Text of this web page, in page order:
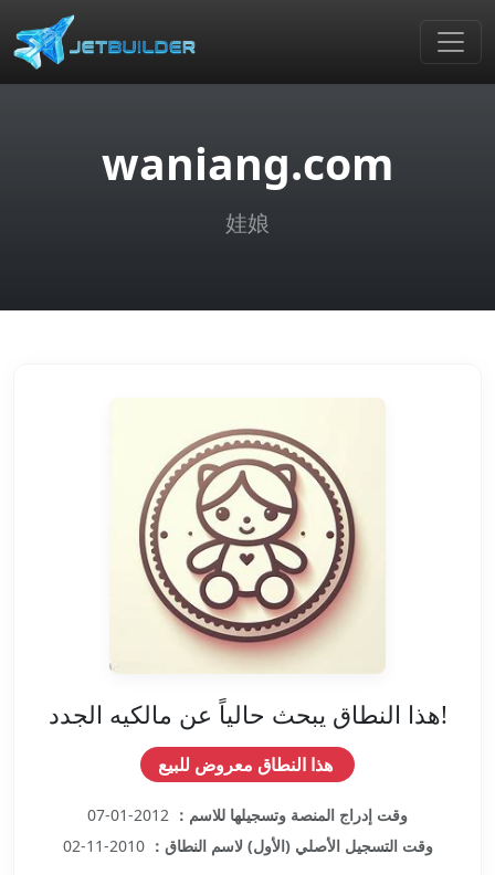
waniang.com
娃娘
هذا النطاق يبحث حالياً عن مالكيه الجدد!
هذا النطاق معروض للبيع
وقت إدراج المنصة وتسجيلها للاسم：
وقت التسجيل الأصلي (الأول) لاسم النطاق： 2010-11-02